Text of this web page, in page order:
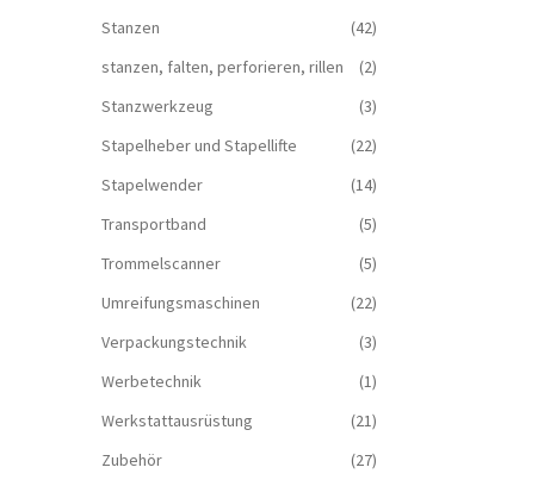
Stanzen
(42)
stanzen, falten, perforieren, rillen
(2)
Stanzwerkzeug
(3)
Stapelheber und Stapellifte
(22)
Stapelwender
(14)
Transportband
(5)
Trommelscanner
(5)
Umreifungsmaschinen
(22)
Verpackungstechnik
(3)
Werbetechnik
(1)
Werkstattausrüstung
(21)
Zubehör
(27)